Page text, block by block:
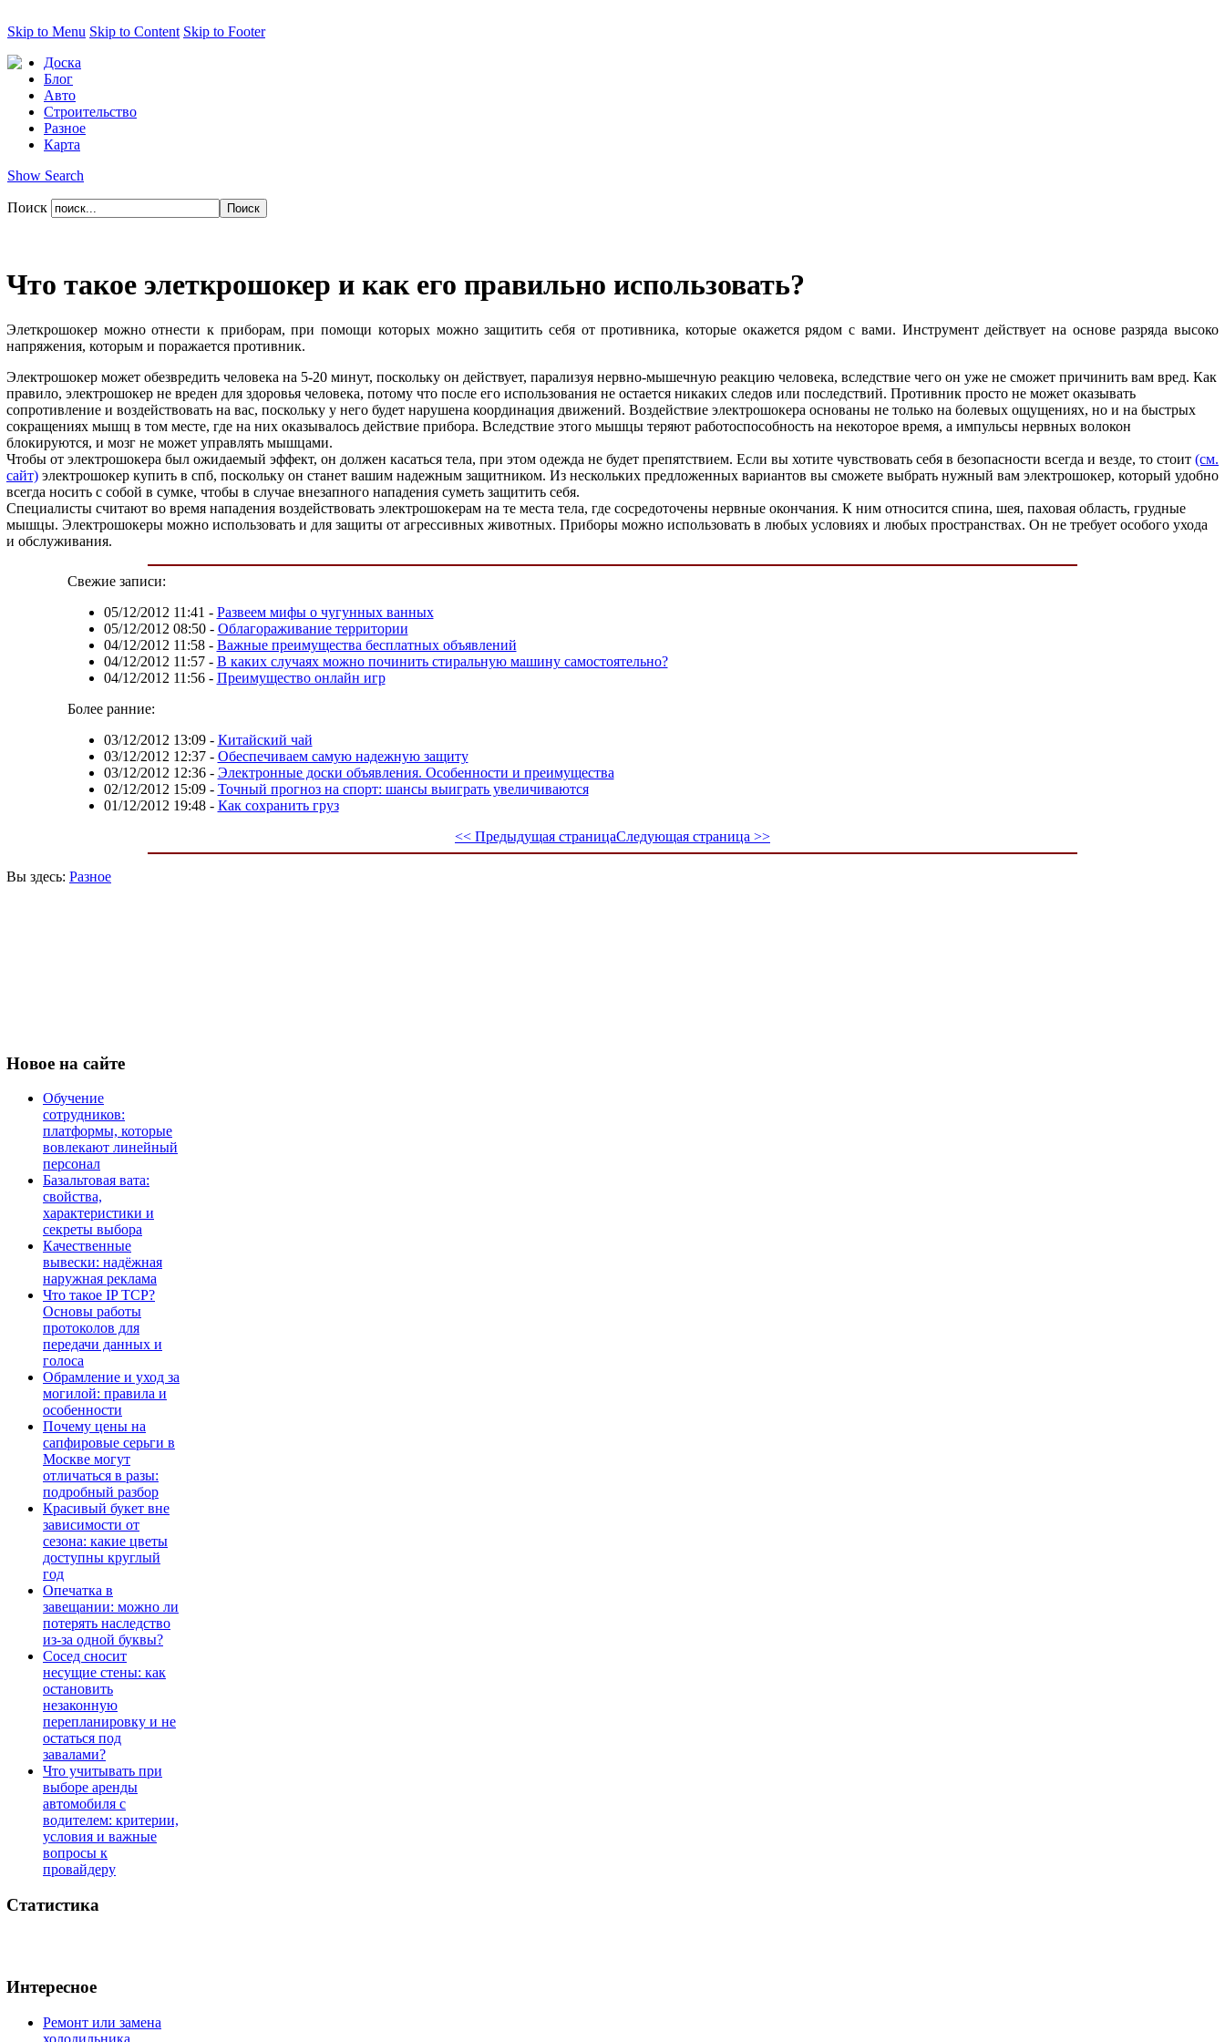
Skip to Menu Skip to Content Skip to Footer
Доска
Блог
Авто
Строительство
Разное
Карта
Show Search
Поиск
Что такое элеткрошокер и как его правильно использовать?
Элеткрошокер можно отнести к приборам, при помощи которых можно защитить себя от противника, которые окажется рядом с вами. Инструмент действует на основе разряда высоко
напряжения, которым и поражается противник.
Электрошокер может обезвредить человека на 5-20 минут, поскольку он действует, парализуя нервно-мышечную реакцию человека, вследствие чего он уже не сможет причинить вам вред. Как
правило, электрошокер не вреден для здоровья человека, потому что после его использования не остается никаких следов или последствий. Противник просто не может оказывать
сопротивление и воздействовать на вас, поскольку у него будет нарушена координация движений. Воздействие электрошокера основаны не только на болевых ощущениях, но и на быстрых
сокращениях мышц в том месте, где на них оказывалось действие прибора. Вследствие этого мышцы теряют работоспособность на некоторое время, а импульсы нервных волокон
блокируются, и мозг не может управлять мышцами.
Чтобы от электрошокера был ожидаемый эффект, он должен касаться тела, при этом одежда не будет препятствием. Если вы хотите чувствовать себя в безопасности всегда и везде, то стоит (см.
сайт) электрошокер купить в спб, поскольку он станет вашим надежным защитником. Из нескольких предложенных вариантов вы сможете выбрать нужный вам электрошокер, который удобно
всегда носить с собой в сумке, чтобы в случае внезапного нападения суметь защитить себя.
Специалисты считают во время нападения воздействовать электрошокерам на те места тела, где сосредоточены нервные окончания. К ним относится спина, шея, паховая область, грудные
мышцы. Электрошокеры можно использовать и для защиты от агрессивных животных. Приборы можно использовать в любых условиях и любых пространствах. Он не требует особого ухода
и обслуживания.
Свежие записи:
05/12/2012 11:41 - Развеем мифы о чугунных ванных
05/12/2012 08:50- Облагораживание территории
04/12/2012 11:58- Важные преимущества бесплатных объявлений
04/12/2012 11:57- В каких случаях можно починить стиральную машину самостоятельно?
04/12/2012 11:56- Преимущество онлайн игр
Более ранние:
03/12/2012 13:09- Китайский чай
03/12/2012 12:37- Обеспечиваем самую надежную защиту
03/12/2012 12:36- Электронные доски объявления. Особенности и преимущества
02/12/2012 15:09- Точный прогноз на спорт: шансы выиграть увеличиваются
01/12/2012 19:48- Как сохранить груз
<< Предыдущая страницаСледующая страница >>
Вы здесь: Разное
Новое на сайте
Обучение
сотрудников:
платформы, которые
вовлекают линейный
персонал
Базальтовая вата:
свойства,
характеристики и
секреты выбора
Качественные
вывески: надёжная
наружная реклама
Что такое IP TCP?
Основы работы
протоколов для
передачи данных и
голоса
Обрамление и уход за
могилой: правила и
особенности
Почему цены на
сапфировые серьги в
Москве могут
отличаться в разы:
подробный разбор
Красивый букет вне
зависимости от
сезона: какие цветы
доступны круглый
год
Опечатка в
завещании: можно ли
потерять наследство
из-за одной буквы?
Сосед сносит
несущие стены: как
остановить
незаконную
перепланировку и не
остаться под
завалами?
Что учитывать при
выборе аренды
автомобиля с
водителем: критерии,
условия и важные
вопросы к
провайдеру
Статистика
Интересное
Ремонт или замена